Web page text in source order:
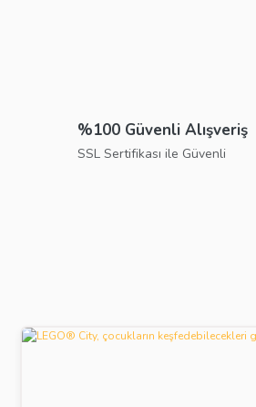
Ürün bilgilerinde hatalar
%100 Güvenli Alışveriş
SSL Sertifikası ile Güvenli